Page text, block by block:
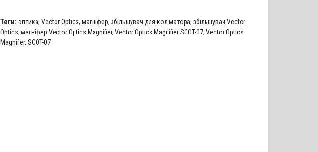
Теги: оптика, Vector Optics, магніфер, збільшувач для коліматора, збільшувач Vector
Optics, магніфер Vector Optics Magnifier, Vector Optics Magnifier SCOT-07, Vector Optics
Magnifier, SCOT-07